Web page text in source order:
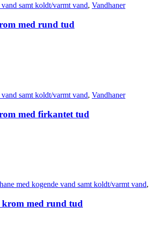
samt koldt/varmt vand, Vandhaner
med rund tud
samt koldt/varmt vand, Vandhaner
med firkantet tud
med kogende vand samt koldt/varmt vand,
med rund tud